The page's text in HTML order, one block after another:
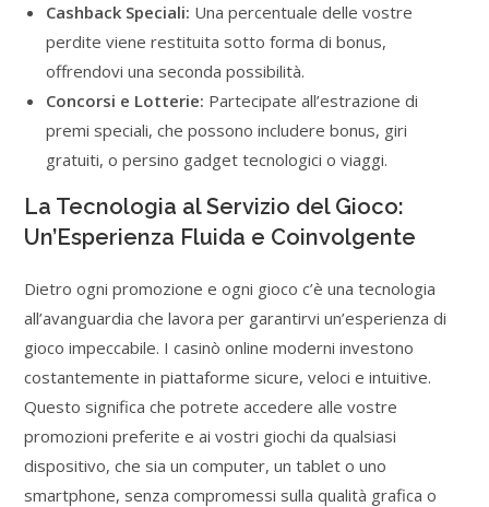
Cashback Speciali: Una percentuale delle vostre
perdite viene restituita sotto forma di bonus,
offrendovi una seconda possibilità.
Concorsi e Lotterie: Partecipate all’estrazione di
premi speciali, che possono includere bonus, giri
gratuiti, o persino gadget tecnologici o viaggi.
La Tecnologia al Servizio del Gioco:
Un’Esperienza Fluida e Coinvolgente
Dietro ogni promozione e ogni gioco c’è una tecnologia
all’avanguardia che lavora per garantirvi un’esperienza di
gioco impeccabile. I casinò online moderni investono
costantemente in piattaforme sicure, veloci e intuitive.
Questo significa che potrete accedere alle vostre
promozioni preferite e ai vostri giochi da qualsiasi
dispositivo, che sia un computer, un tablet o uno
smartphone, senza compromessi sulla qualità grafica o